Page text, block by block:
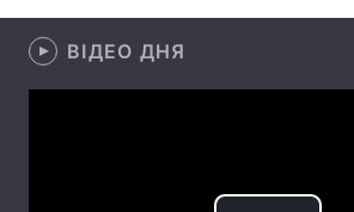
ВІДЕО ДНЯ